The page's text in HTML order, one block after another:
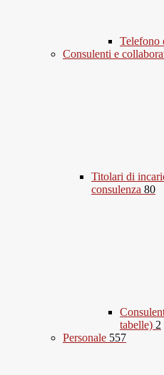
Telefono
Consulenti e
Titolari di
consulenza 80
tabelle) 2
Personale 557